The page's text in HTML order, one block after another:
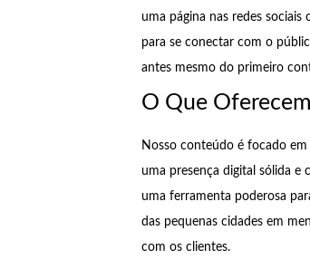
uma página nas redes
para se conectar com o
antes mesmo do primeiro
O Que
Nosso conteúdo é focado
uma presença digital sólida e
uma ferramenta poderosa
das pequenas cidades em
com os clientes.